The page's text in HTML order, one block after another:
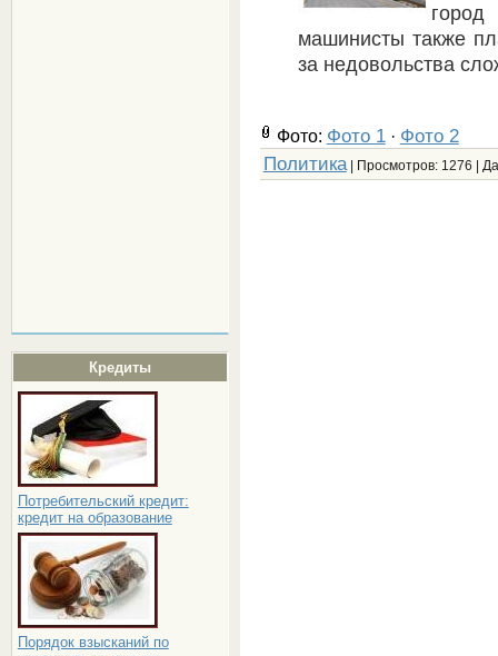
Кредиты
Потребительский кредит:
кредит на образование
Порядок взысканий по
город
машинисты также
за недовольства
Фото: Фото 1· Фото 2
Политика| Просмотров: 1276 |